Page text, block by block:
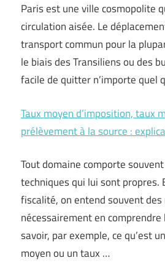
Paris est une ville cosmopolite
circulation aisée. Le
transport commun pour la
le biais des Transiliens ou des
facile de quitter n’importe quel
Taux moyen d’imposition, taux
prélèvement à la source :
Tout domaine comporte
techniques qui lui sont propres.
fiscalité, on entend souvent
nécessairement en comprendre
savoir, par exemple, ce qu’est
moyen ou un taux …